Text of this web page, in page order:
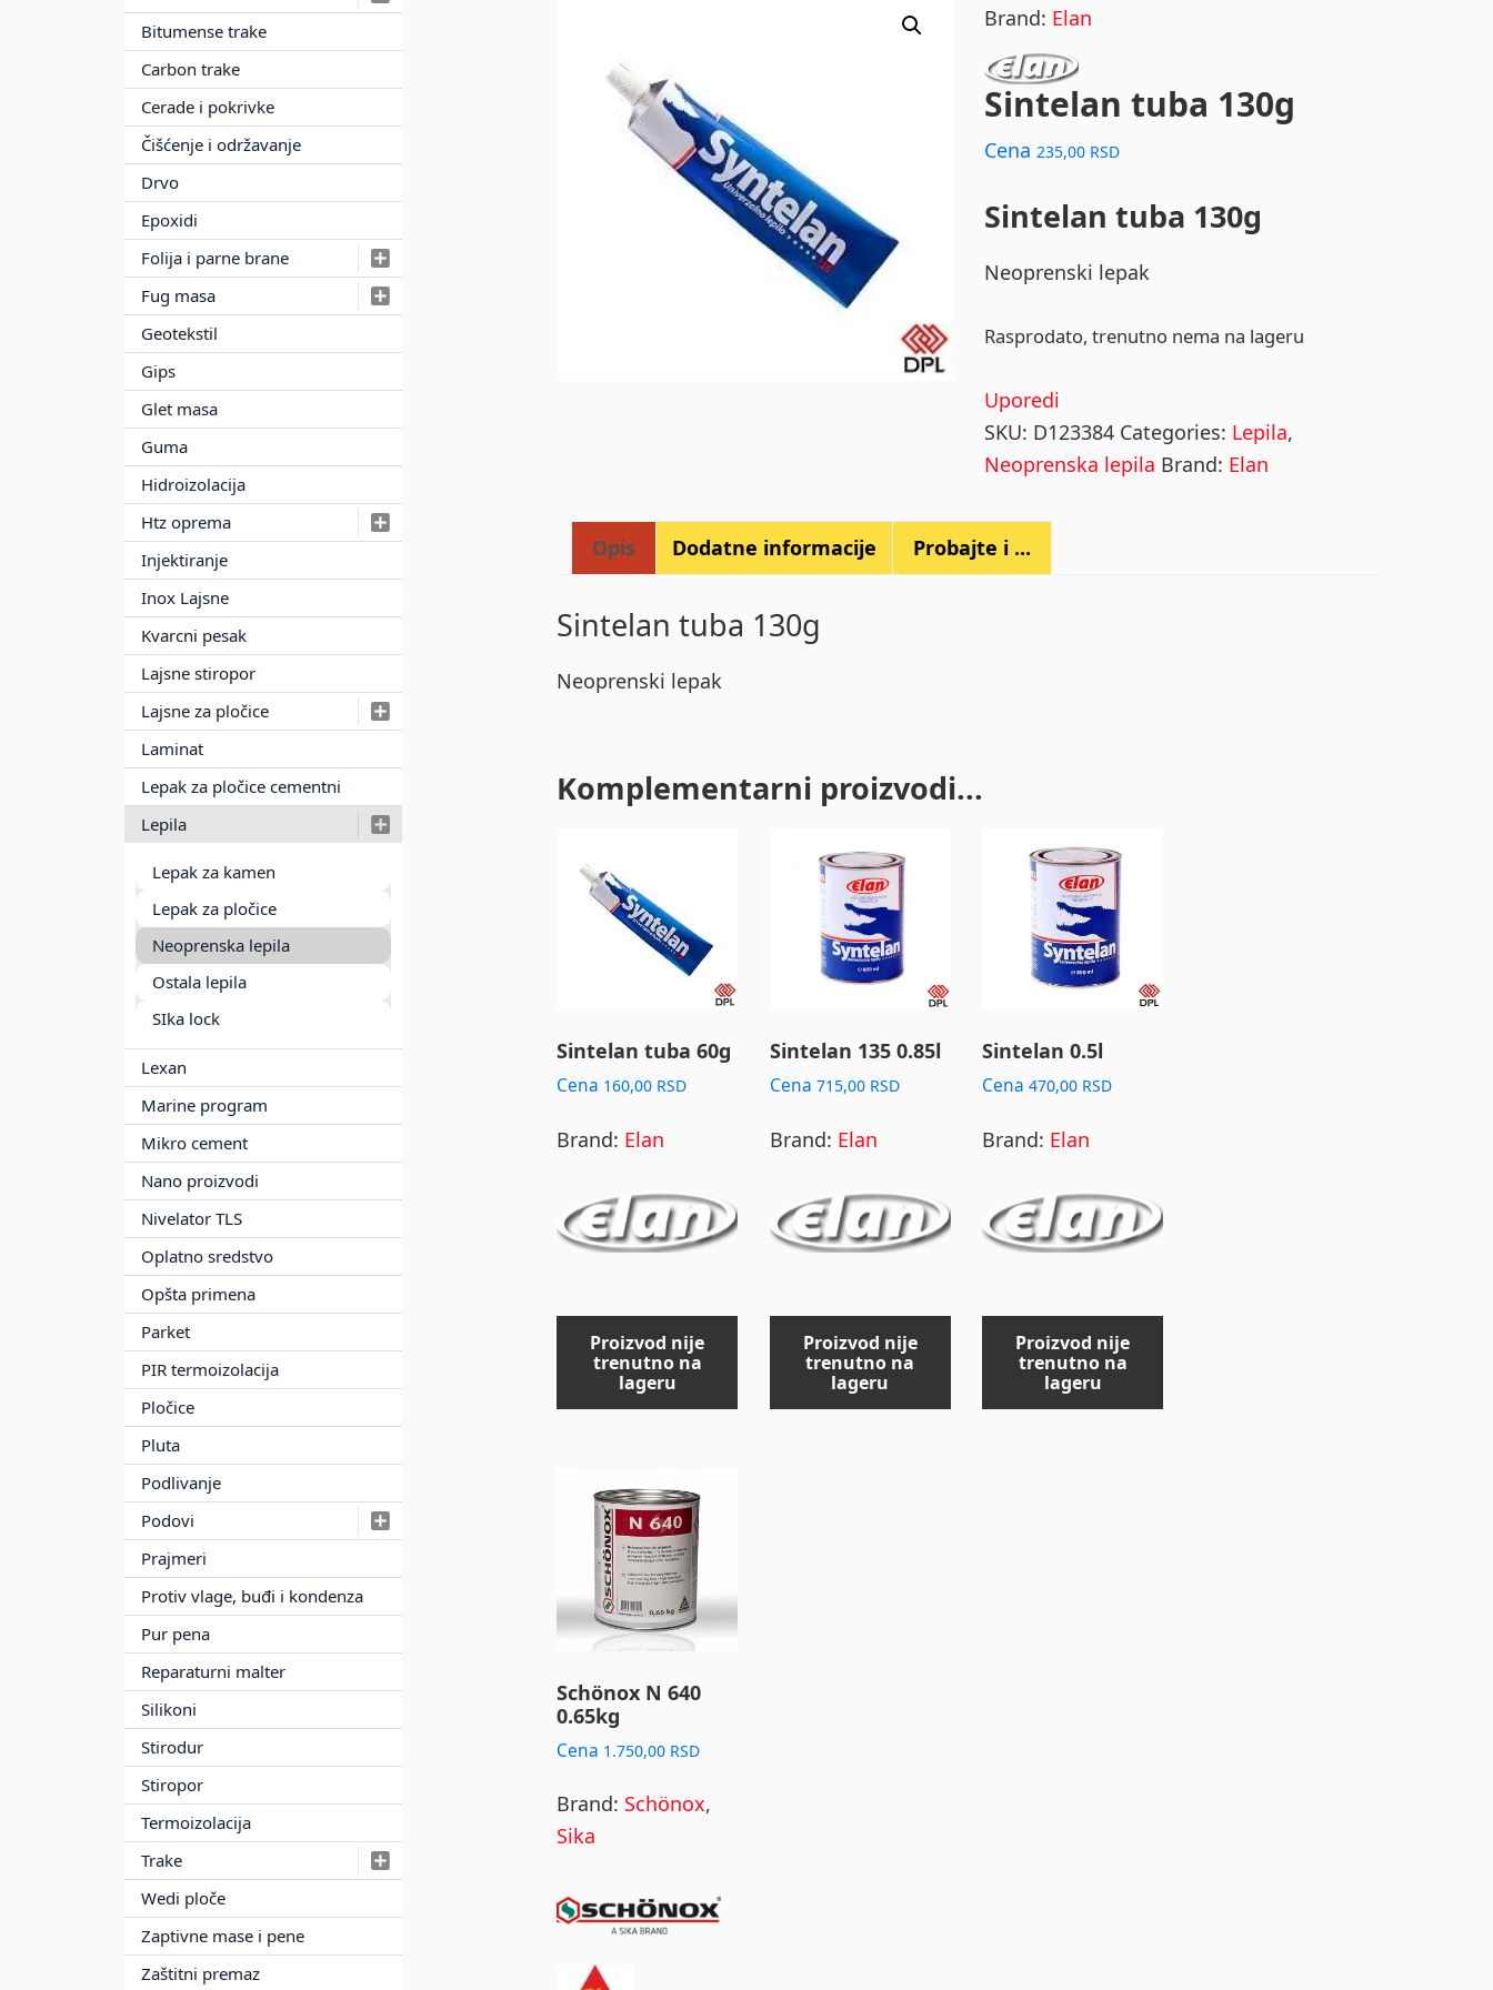
Brand: Elan
Sintelan tuba 130g
Cena235,00 RSD
Sintelan tuba 130g
Neoprenski lepak
Rasprodato, trenutno nema na lageru
Uporedi
SKU: D123384 Categories: Lepila,
Neoprenska lepila Brand: Elan
Opis Dodatne informacije Probajte i ...
Sintelan tuba 130g
Neoprenski lepak
Komplementarni proizvodi...
Sintelan tuba 60g
Cena 160,00 RSD
Brand: Elan
Proizvod nije
trenutno na
lageru
Sintelan 135 0.85l
Cena 715,00 RSD
Brand: Elan
Proizvod nije
trenutno na
lageru
Sintelan 0.5l
Cena470,00 RSD
Brand: Elan
Proizvod nije
trenutno na
lageru
Schönox N 640
0.65kg
Cena 1.750,00 RSD
Brand: Schönox,
Sika
Bitumense trake
Carbon trake
Cerade i pokrivke
Čišćenje i održavanje
Drvo
Epoxidi
Folija i parne brane
Fug masa
Geotekstil
Gips
Glet masa
Guma
Hidroizolacija
Htz oprema
Injektiranje
Inox Lajsne
Kvarcni pesak
Lajsne stiropor
Lajsne za pločice
Laminat
Lepak za pločice cementni
Lepila
Lepak za kamen
Lepak za pločice
Neoprenska lepila
Ostala lepila
SIka lock
Lexan
Marine program
Mikro cement
Nano proizvodi
Nivelator TLS
Oplatno sredstvo
Opšta primena
Parket
PIR termoizolacija
Pločice
Pluta
Podlivanje
Podovi
Prajmeri
Protiv vlage, buđi i kondenza
Pur pena
Reparaturni malter
Silikoni
Stirodur
Stiropor
Termoizolacija
Trake
Wedi ploče
Zaptivne mase i pene
Zaštitni premaz